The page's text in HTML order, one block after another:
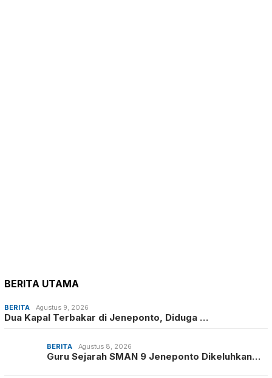
BERITA UTAMA
BERITA Agustus 9, 2026
Dua Kapal Terbakar di Jeneponto, Diduga …
BERITA Agustus 8, 2026
Guru Sejarah SMAN 9 Jeneponto Dikeluhkan…